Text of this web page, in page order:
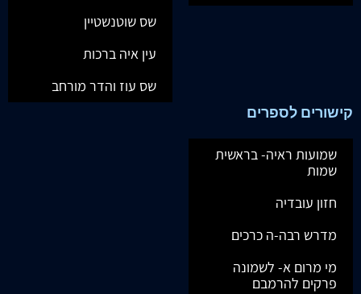
שס שוטנשטיין
עין איה ברכות
שס עוז והדר מורחב
קישורים לספרים
שמועות ראיה- בראשית
שמות
חזון עובדיה
מדרש רבה-ה כרכים
מי מרום א- לשמונה
פרקים להרמבם